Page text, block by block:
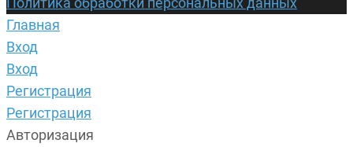
Главная
Вход
Вход
Регистрация
Регистрация
Авторизация